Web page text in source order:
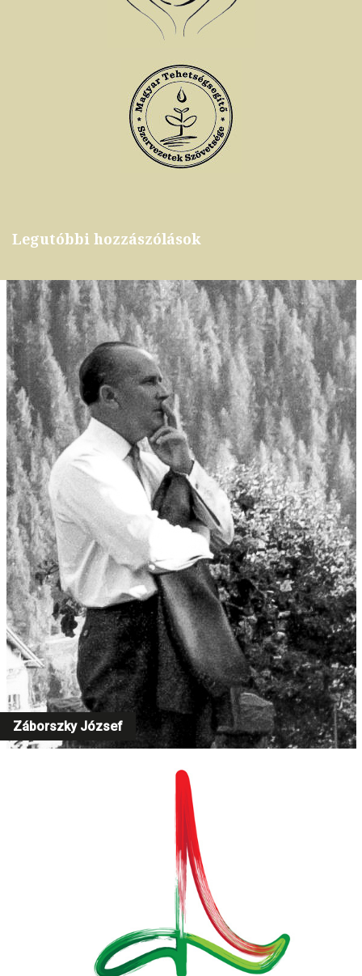
Legutóbbi hozzászólások
Záborszky József